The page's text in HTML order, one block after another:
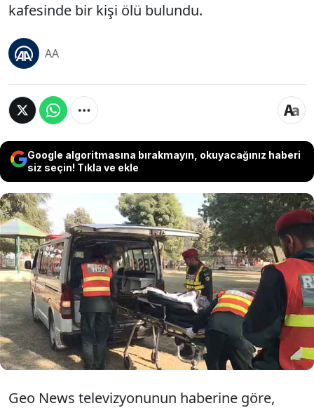
kafesinde bir kişi ölü bulundu.
AA
Google algoritmasına bırakmayın, okuyacağınız haberi
siz seçin! Tıkla ve ekle
Pakistan’ın Pencap eyaletinin
Bahavalpur şehrindeki hayvanat
bahçesinde aslanların kafesinde bir
kişi ölü bulundu.
Geo News televizyonunun haberine göre,